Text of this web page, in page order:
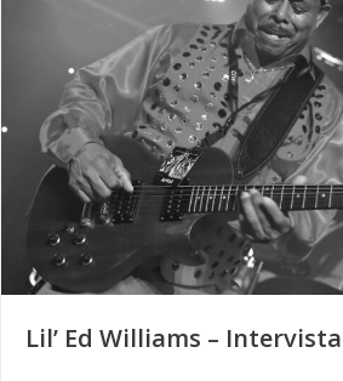
Lil’ Ed Williams – Intervista